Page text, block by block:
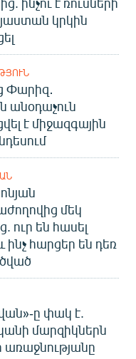
կրկին
Փարիզ․
անօդաչուն
է միջազգային
մեկ
ուր են հասել
ինչ հարցեր են դեռ
ը փակ է.
մարզիկներն